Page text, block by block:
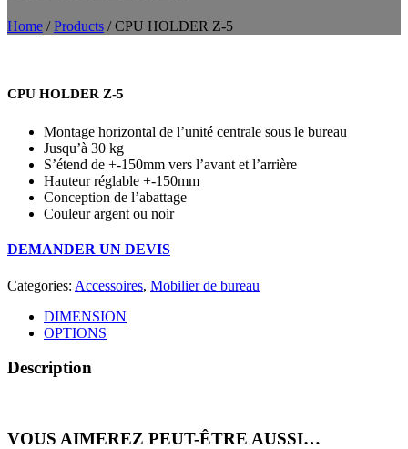
Home /Products /CPU HOLDER Z-5
CPU HOLDER Z-5
Montage horizontal de l’unité centrale sous le bureau
Jusqu’à 30 kg
S’étend de +-150mm vers l’avant et l’arrière
Hauteur réglable +-150mm
Conception de l’abattage
Couleur argent ou noir
DEMANDER UN DEVIS
Categories: Accessoires, Mobilier de bureau
DIMENSION
OPTIONS
Description
VOUS AIMEREZ PEUT-ÊTRE AUSSI…